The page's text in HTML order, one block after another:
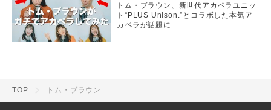
トム・ブラウン、新世代アカペラユニッ
ト“PLUS Unison.”とコラボした本気ア
カペラが話題に
TOP トム・ブラウン